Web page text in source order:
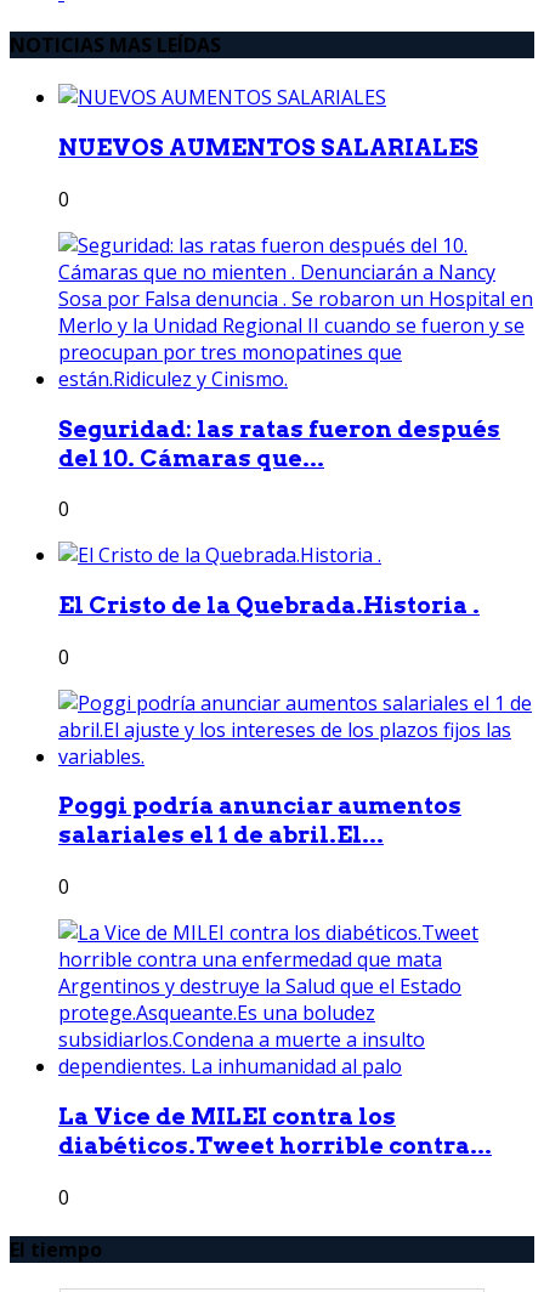
NOTICIAS MAS LEÍDAS
NUEVOS AUMENTOS SALARIALES
0
Seguridad: las ratas fueron después
del 10. Cámaras que...
0
El Cristo de la Quebrada.Historia .
0
Poggi podría anunciar aumentos
salariales el 1 de abril.El...
0
La Vice de MILEI contra los
diabéticos.Tweet horrible contra...
0
El tiempo